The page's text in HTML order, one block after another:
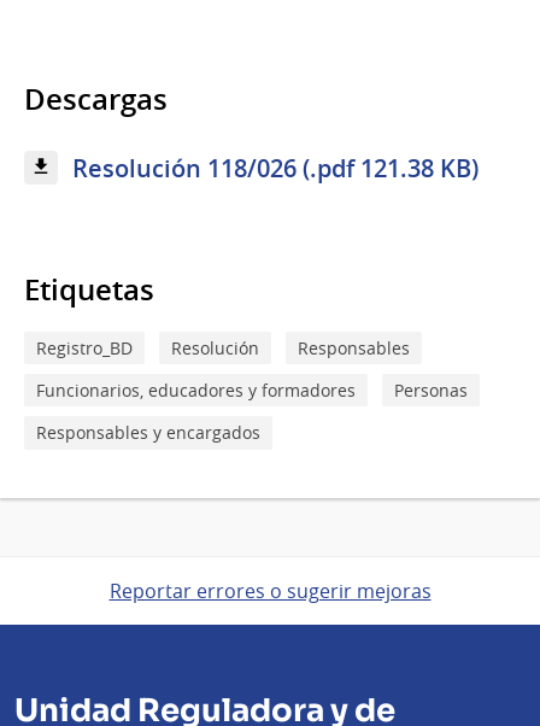
Descargas
Resolución 118/026 (.pdf 121.38 KB)
Etiquetas
Registro_BD Resolución
Responsables
Funcionarios, educadores y formadores
Personas
Responsables y encargados
Reportar errores o sugerir mejoras
Unidad Reguladora y de